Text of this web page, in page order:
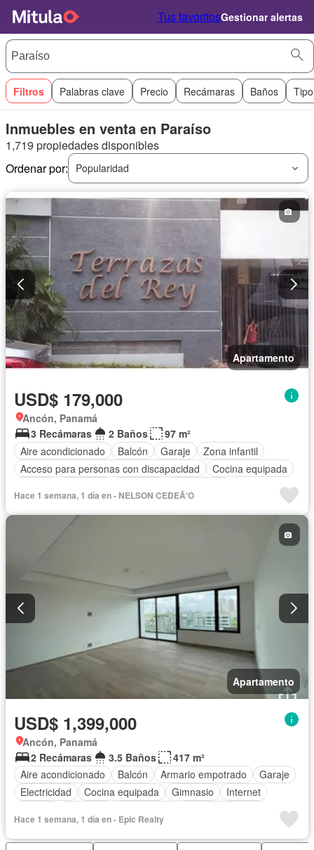
Tus favoritosGestionar alertas
Filtros Palabras clave Precio Recámaras Baños
Inmuebles en venta en Paraíso
1,719 propiedades disponibles
Ordenar por:
Popularidad
Apartamento
USD$ 179,000
Ancón, Panamá
3 Recámaras
2 Baños
97 m²
Aire acondicionado
Balcón Garaje
Zona infantil
Acceso para personas con discapacidad
Cocina equipada
Vista panorámica
Seguridad
Hace 1 semana, 1 día en - NELSON CEDEÃ‘O
Apartamento
USD$ 1,399,000
Ancón, Panamá
2 Recámaras
3.5 Baños
417 m²
Aire acondicionado
Balcón Armario empotrado
Garaje
Electricidad
Cocina equipada Gimnasio
Internet
Cuarto de servicio
Agua
Hace 1 semana, 1 día en - Epic Realty